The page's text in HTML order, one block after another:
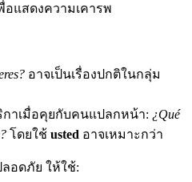
อแสดงความเคารพ
อาจเป็นเรื่องปกติในกลุ่ม
าเมื่อคุยกับคนแปลกหน้า: ¿Qué
โดยใช้ usted อาจเหมาะกว่า
อดภัย ให้ใช้: